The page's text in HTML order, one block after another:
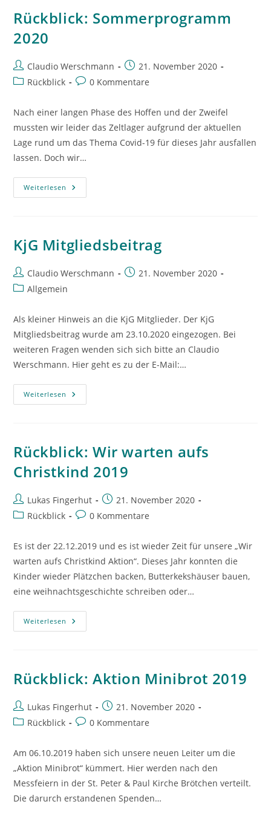
Rückblick: Sommerprogramm
2020
Beitrags-
Autor:
Claudio Werschmann
Beitrag
veröffentlicht:
21. November 2020
Beitrags-
Rückblick
Beitrags-
0 Kommentare
Nach einer langen Phase des Hoffen und der Zweifel
mussten wir leider das Zeltlager aufgrund der aktuellen
Lage rund um das Thema Covid-19 für dieses Jahr ausfallen
lassen. Doch wir…
Weiterlesen Rückblick:
Sommerprogramm
KjG Mitgliedsbeitrag
Beitrags-
Autor:
Claudio Werschmann
Beitrag21. November 2020
Beitrags-
Allgemein
Als kleiner Hinweis an die KjG Mitglieder. Der KjG
Mitgliedsbeitrag wurde am 23.10.2020 eingezogen. Bei
weiteren Fragen wenden sich sich bitte an Claudio
Werschmann. Hier geht es zu der E-Mail:…
Weiterlesen KjG
Mitgliedsbeitrag
Rückblick: Wir warten aufs
Christkind 2019
Beitrags-
Autor:
Lukas Fingerhut
Beitrag
veröffentlicht:
21. November 2020
Beitrags-
Rückblick
Beitrags-
0 Kommentare
Es ist der 22.12.2019 und es ist wieder Zeit für unsere „Wir
warten aufs Christkind Aktion“. Dieses Jahr konnten die
Kinder wieder Plätzchen backen, Butterkekshäuser bauen,
eine weihnachtsgeschichte schreiben oder…
Weiterlesen Rückblick:
Wir
Rückblick: Aktion Minibrot 2019
Beitrags-
Autor:
Lukas Fingerhut
Beitrag
veröffentlicht:
21. November 2020
Beitrags-
Rückblick
Beitrags-
0 Kommentare
Am 06.10.2019 haben sich unsere neuen Leiter um die
„Aktion Minibrot“ kümmert. Hier werden nach den
Messfeiern in der St. Peter & Paul Kirche Brötchen verteilt.
Die darurch erstandenen Spenden…